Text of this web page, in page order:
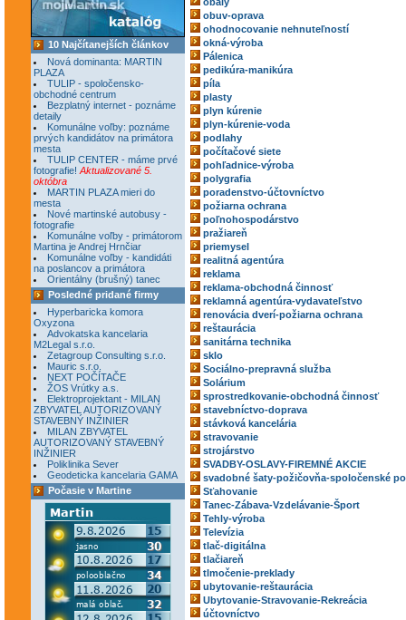
10 Najčítanejších článkov
Nová dominanta: MARTIN
PLAZA
TULIP - spoločensko-
obchodné centrum
Bezplatný internet - poznáme
detaily
Komunálne voľby: poznáme
prvých kandidátov na primátora
mesta
TULIP CENTER - máme prvé
fotografie! Aktualizované 5.
októbra
MARTIN PLAZA mieri do
mesta
Nové martinské autobusy -
fotografie
Komunálne voľby - primátorom
Martina je Andrej Hrnčiar
Komunálne voľby - kandidáti
na poslancov a primátora
Orientálny (brušný) tanec
Posledné pridané firmy
Hyperbaricka komora
Oxyzona
Advokatska kancelaria
M2Legal s.r.o.
Zetagroup Consulting s.r.o.
Mauric s.r.o.
NEXT POČÍTAČE
ŽOS Vrútky a.s.
Elektroprojektant - MILAN
ZBYVATEL AUTORIZOVANÝ
STAVEBNÝ INŽINIER
MILAN ZBYVATEL
AUTORIZOVANÝ STAVEBNÝ
INŽINIER
Poliklinika Sever
Geodeticka kancelaria GAMA
Počasie v Martine
obuv-oprava
ohodnocovanie nehnuteľností
okná-výroba
Pálenica
pedikúra-manikúra
píla
plasty
plyn kúrenie
plyn-kúrenie-voda
podlahy
počítačové siete
pohľadnice-výroba
polygrafia
poradenstvo-účtovníctvo
požiarna ochrana
poľnohospodárstvo
pražiareň
priemysel
realitná agentúra
reklama
reklama-obchodná činnosť
reklamná agentúra-vydavateľstvo
renovácia dverí-požiarna ochrana
reštaurácia
sanitárna technika
sklo
Sociálno-prepravná služba
Solárium
sprostredkovanie-obchodná činnosť
stavebníctvo-doprava
stávková kancelária
stravovanie
strojárstvo
SVADBY-OSLAVY-FIREMNÉ AKCIE
svadobné šaty-požičovňa-spoločenské
Sťahovanie
Tanec-Zábava-Vzdelávanie-Šport
Tehly-výroba
Televízia
tlač-digitálna
tlačiareň
tlmočenie-preklady
ubytovanie-reštaurácia
Ubytovanie-Stravovanie-Rekreácia
účtovníctvo